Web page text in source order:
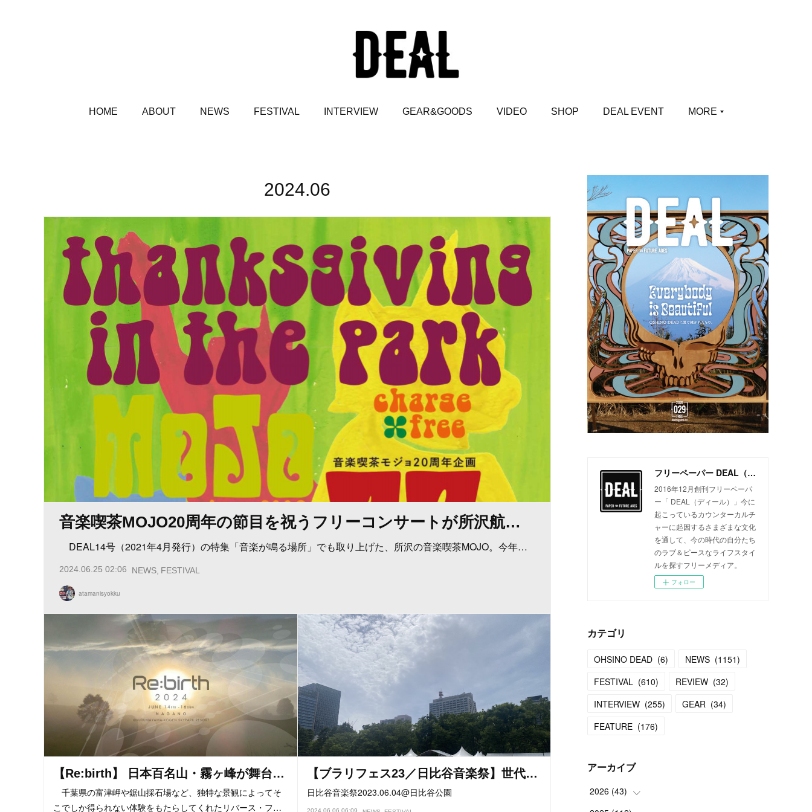
HOME ABOUT NEWS FESTIVAL INTERVIEW GEAR&GOODS VIDEO SHOP DEAL EVENT MORE
2024.06
音楽喫茶MOJO20周年の節目を祝うフリーコンサートが所沢航…
DEAL14号（2021年4月発行）の特集「音楽が鳴る場所」でも取り上げた、所沢の音楽喫茶MOJO。今年…
2024.06.25 02:06 NEWS FESTIVAL
atamanisyokku
【Re:birth】 日本百名山・霧ヶ峰が舞台…
千葉県の富津岬や鋸山採石場など、独特な景観によってそ
こでしか得られない体験をもたらしてくれたリバース・フ…
【ブラリフェス23／日比谷音楽祭】世代…
日比谷音楽祭2023.06.04@日比谷公園
2024.06.06 06:09
フリーペーパー DEAL（ディール）
2016年12月創刊フリーペーパ
ー「 DEAL（ディール）」今に
起こっているカウンターカルチ
ャーに起因するさまざまな文化
を通して、今の時代の自分たち
のラブ＆ピースなライフスタイ
ルを探すフリーメディア。
フォロー
カテゴリ
OHSINO DEAD (6) NEWS (1151)
FESTIVAL (610) REVIEW (32)
INTERVIEW (255) GEAR (34)
FEATURE (176)
アーカイブ
2026 (43)